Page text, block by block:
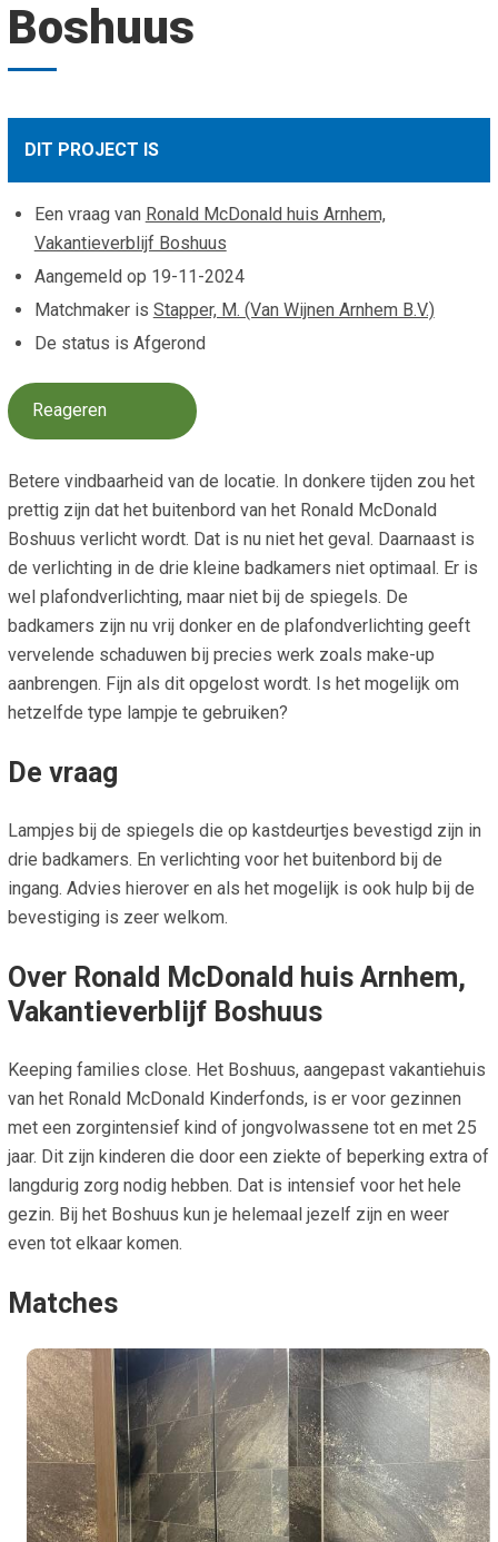
Agenda 2026
Boshuus
DIT PROJECT IS
Een vraag van Ronald McDonald huis Arnhem,
Vakantieverblijf Boshuus
Aangemeld op 19-11-2024
Matchmaker is Stapper, M. (Van Wijnen Arnhem B.V.)
De status is Afgerond
Reageren
Betere vindbaarheid van de locatie. In donkere tijden zou het
prettig zijn dat het buitenbord van het Ronald McDonald
Boshuus verlicht wordt. Dat is nu niet het geval. Daarnaast is
de verlichting in de drie kleine badkamers niet optimaal. Er is
wel plafondverlichting, maar niet bij de spiegels. De
badkamers zijn nu vrij donker en de plafondverlichting geeft
vervelende schaduwen bij precies werk zoals make-up
aanbrengen. Fijn als dit opgelost wordt. Is het mogelijk om
hetzelfde type lampje te gebruiken?
De vraag
Lampjes bij de spiegels die op kastdeurtjes bevestigd zijn in
drie badkamers. En verlichting voor het buitenbord bij de
ingang. Advies hierover en als het mogelijk is ook hulp bij de
bevestiging is zeer welkom.
Over Ronald McDonald huis Arnhem,
Vakantieverblijf Boshuus
Keeping families close. Het Boshuus, aangepast vakantiehuis
van het Ronald McDonald Kinderfonds, is er voor gezinnen
met een zorgintensief kind of jongvolwassene tot en met 25
jaar. Dit zijn kinderen die door een ziekte of beperking extra of
langdurig zorg nodig hebben. Dat is intensief voor het hele
gezin. Bij het Boshuus kun je helemaal jezelf zijn en weer
even tot elkaar komen.
Matches